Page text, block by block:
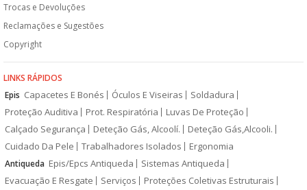
Trocas e Devoluções
Reclamações e Sugestões
Copyright
LINKS RÁPIDOS
Epis Capacetes E Bonés Óculos E Viseiras
Soldadura
Proteção Auditiva
Prot. Respiratória
Luvas De Proteção
Calçado Segurança
Deteção Gás, Alcoolí.
Deteção Gás,Alcooli.
Cuidado Da Pele
Trabalhadores Isolados Ergonomia
Antiqueda Epis/Epcs Antiqueda
Sistemas Antiqueda
Evacuação E Resgate
Serviços
Proteções Coletivas Estruturais